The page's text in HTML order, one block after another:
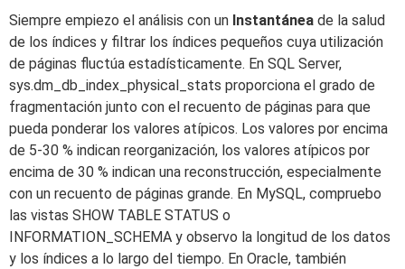
Siempre empiezo el análisis con un Instantánea de la salud
de los índices y filtrar los índices pequeños cuya utilización
de páginas fluctúa estadísticamente. En SQL Server,
sys.dm_db_index_physical_stats proporciona el grado de
fragmentación junto con el recuento de páginas para que
pueda ponderar los valores atípicos. Los valores por encima
de 5-30 % indican reorganización, los valores atípicos por
encima de 30 % indican una reconstrucción, especialmente
con un recuento de páginas grande. En MySQL, compruebo
las vistas SHOW TABLE STATUS o
INFORMATION_SCHEMA y observo la longitud de los datos
y los índices a lo largo del tiempo. En Oracle, también